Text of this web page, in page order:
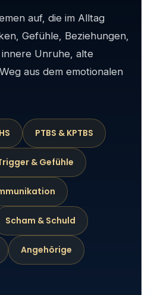
auf, die im Alltag
Gefühle, Beziehungen,
Unruhe, alte
aus dem emotionalen
PTBS & KPTBS
& Gefühle
Scham & Schuld
Angehörige